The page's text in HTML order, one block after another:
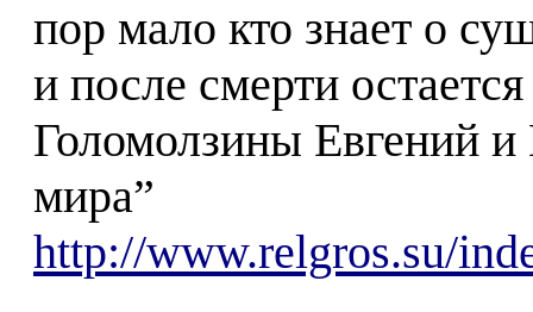
пор мало кто знает о
и после смерти
Голомолзины Евгений
мира”
http://www.relgros.su/